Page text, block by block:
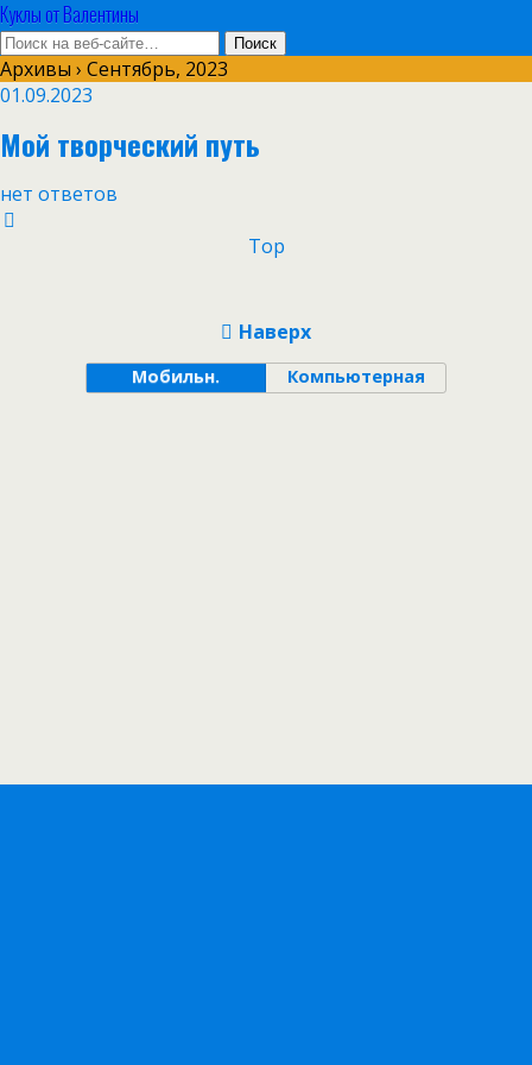
Куклы от Валентины
Архивы › Сентябрь, 2023
01.09.2023
Мой творческий путь
нет ответов
Top
Наверх
Мобильн. Компьютерная